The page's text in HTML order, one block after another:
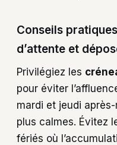
Conseils
d’attente et
Privilégiez les
pour éviter
mardi et jeudi
plus calmes. Évitez
fériés où